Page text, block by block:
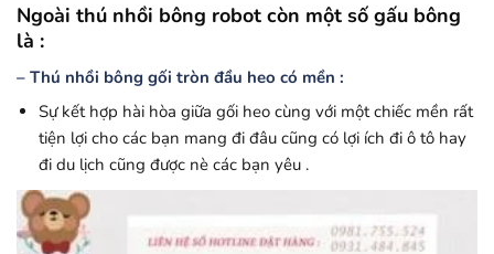
Ngoài thú nhồi bông robot còn một số gấu bông
là :
– Thú nhồi bông gối tròn đầu heo có mền :
Sự kết hợp hài hòa giữa gối heo cùng với một chiếc mền rất
tiện lợi cho các bạn mang đi đâu cũng có lợi ích đi ô tô hay
đi du lịch cũng được nè các bạn yêu .